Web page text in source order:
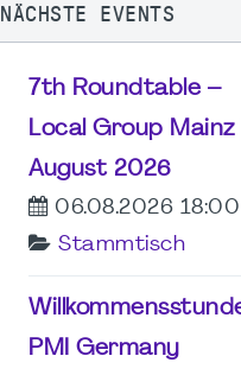
NÄCHSTE EVENTS
7th Roundtable –
Local Group Mainz |
August 2026
06.08.2026 18:00
Stammtisch
PMI Germany